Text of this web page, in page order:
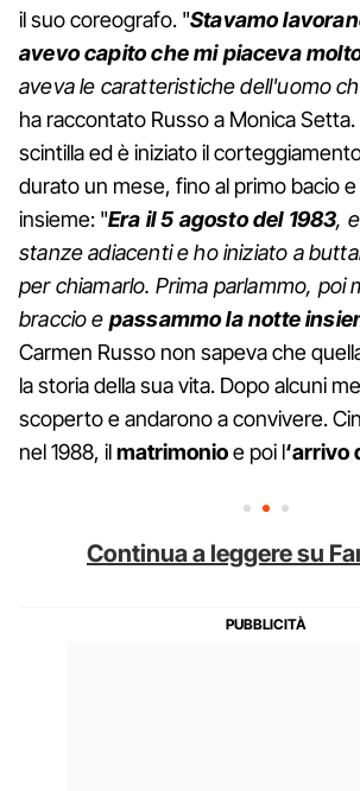
il suo coreografo. "Stavamo
avevo capito che mi piaceva
aveva le caratteristiche dell'uomo
ha raccontato Russo a Monica Setta.
scintilla ed è iniziato il
durato un mese, fino al primo bacio
insieme: "Era il 5 agosto del 1983,
stanze adiacenti e ho iniziato a
per chiamarlo. Prima parlammo, poi
braccio e passammo la notte
Carmen Russo non sapeva che
la storia della sua vita. Dopo alcuni
scoperto e andarono a convivere.
nel 1988, ilmatrimonioe poi l‘arrivo
Continua a leggere su